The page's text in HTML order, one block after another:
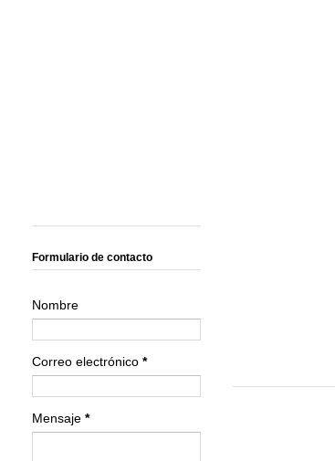
Formulario de contacto
Nombre
Correo electrónico *
Mensaje *